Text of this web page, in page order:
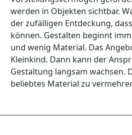
werden in Objekten sichtbar.
der zufälligen Entdeckung,
können. Gestalten beginnt
und wenig Material. Das
Kleinkind. Dann kann der
Gestaltung langsam wachsen.
beliebtes Material zu